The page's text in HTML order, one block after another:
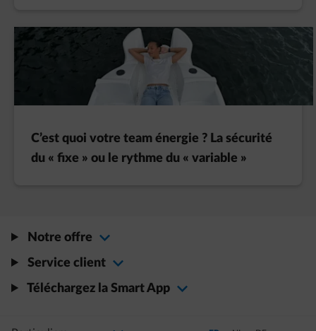
C’est quoi votre team énergie ? La sécurité
du « fixe » ou le rythme du « variable »
Notre offre
Service client
Téléchargez la Smart App